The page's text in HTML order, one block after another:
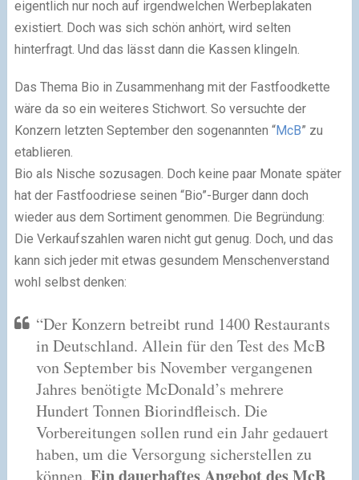
eigentlich nur noch auf irgendwelchen Werbeplakaten
existiert. Doch was sich schön anhört, wird selten
hinterfragt. Und das lässt dann die Kassen klingeln.
Das Thema Bio in Zusammenhang mit der Fastfoodkette
wäre da so ein weiteres Stichwort. So versuchte der
Konzern letzten September den sogenannten “McB” zu
etablieren.
Bio als Nische sozusagen. Doch keine paar Monate später
hat der Fastfoodriese seinen “Bio”-Burger dann doch
wieder aus dem Sortiment genommen. Die Begründung:
Die Verkaufszahlen waren nicht gut genug. Doch, und das
kann sich jeder mit etwas gesundem Menschenverstand
wohl selbst denken:
“Der Konzern betreibt rund 1400 Restaurants
in Deutschland. Allein für den Test des McB
von September bis November vergangenen
Jahres benötigte McDonald’s mehrere
Hundert Tonnen Biorindfleisch. Die
Vorbereitungen sollen rund ein Jahr gedauert
haben, um die Versorgung sicherstellen zu
können.